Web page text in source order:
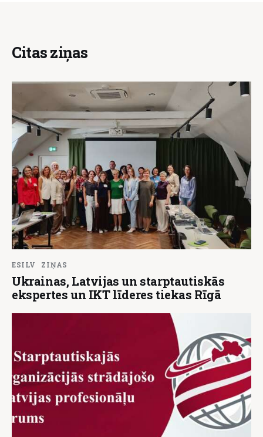
Citas ziņas
ESILV ZIŅAS
Ukrainas, Latvijas un starptautiskās
ekspertes un IKT līderes tiekas Rīgā